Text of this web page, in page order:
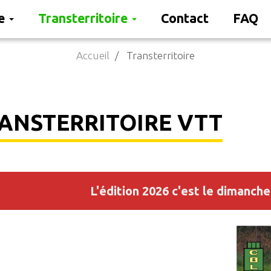
Transterritoire Contact FAQ
Accueil Transterritoire
VTT
L'édition 2026 c'est le